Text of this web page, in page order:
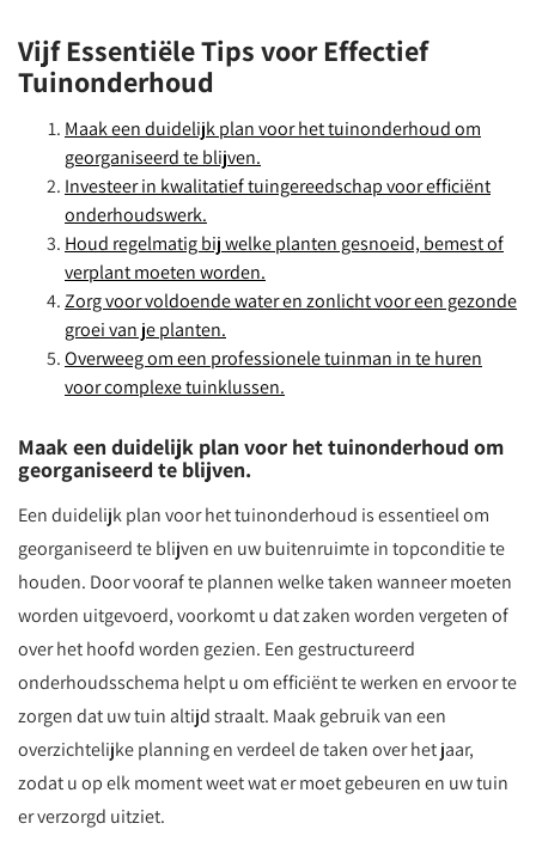
Vijf Essentiële Tips voor Effectief
Tuinonderhoud
Maak een duidelijk plan voor het tuinonderhoud om
georganiseerd te blijven.
Investeer in kwalitatief tuingereedschap voor efficiënt
onderhoudswerk.
Houd regelmatig bij welke planten gesnoeid, bemest of
verplant moeten worden.
Zorg voor voldoende water en zonlicht voor een gezonde
groei van je planten.
Overweeg om een professionele tuinman in te huren
voor complexe tuinklussen.
Maak een duidelijk plan voor het tuinonderhoud om
georganiseerd te blijven.
Een duidelijk plan voor het tuinonderhoud is essentieel om
georganiseerd te blijven en uw buitenruimte in topconditie te
houden. Door vooraf te plannen welke taken wanneer moeten
worden uitgevoerd, voorkomt u dat zaken worden vergeten of
over het hoofd worden gezien. Een gestructureerd
onderhoudsschema helpt u om efficiënt te werken en ervoor te
zorgen dat uw tuin altijd straalt. Maak gebruik van een
overzichtelijke planning en verdeel de taken over het jaar,
zodat u op elk moment weet wat er moet gebeuren en uw tuin
er verzorgd uitziet.